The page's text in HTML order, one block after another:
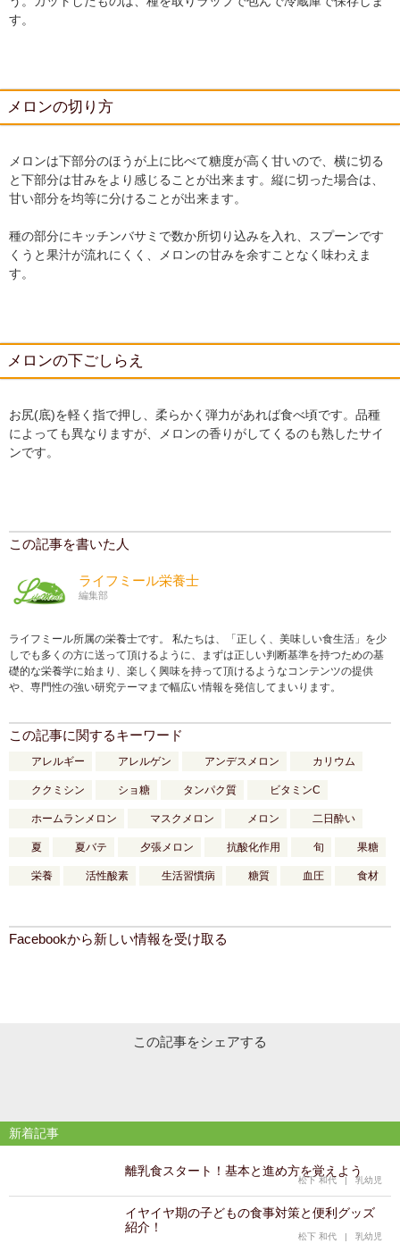
す。
メロンの切り方
メロンは下部分のほうが上に比べて糖度が高く甘いので、横に切る
と下部分は甘みをより感じることが出来ます。縦に切った場合は、
甘い部分を均等に分けることが出来ます。
種の部分にキッチンバサミで数か所切り込みを入れ、スプーンです
くうと果汁が流れにくく、メロンの甘みを余すことなく味わえま
す。
メロンの下ごしらえ
お尻(底)を軽く指で押し、柔らかく弾力があれば食べ頃です。品種
によっても異なりますが、メロンの香りがしてくるのも熟したサイ
ンです。
この記事を書いた人
ライフミール栄養士
編集部
ライフミール所属の栄養士です。 私たちは、「正しく、美味しい食生活」を少
しでも多くの方に送って頂けるように、まずは正しい判断基準を持つための基
礎的な栄養学に始まり、楽しく興味を持って頂けるようなコンテンツの提供
や、専門性の強い研究テーマまで幅広い情報を発信してまいります。
この記事に関するキーワード
アレルギー アレルゲン アンデスメロン カリウム
ククミシン ショ糖 タンパク質 ビタミンC
ホームランメロン マスクメロン メロン 二日酔い
夏 夏バテ 夕張メロン 抗酸化作用 旬 果糖
栄養 活性酸素 生活習慣病 糖質 血圧 食材
Facebookから新しい情報を受け取る
この記事をシェアする
新着記事
離乳食スタート！基本と進め方を覚えよう
松下 和代 | 乳幼児
イヤイヤ期の子どもの食事対策と便利グッズ
紹介！
松下 和代 | 乳幼児